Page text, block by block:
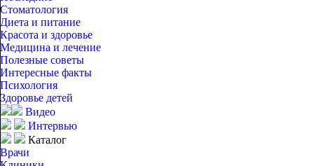
Стоматология
Диета и питание
Красота и здоровье
Медицина и лечение
Полезные советы
Интересные факты
Психология
Здоровье детей
Видео
Интервью
Каталог
Врачи